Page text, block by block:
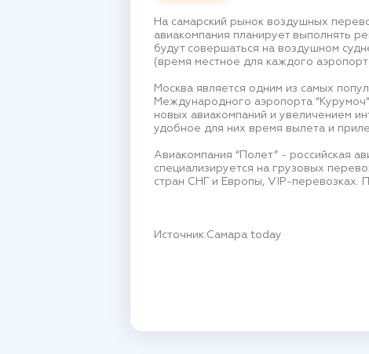
На самарский рынок воздушных
авиакомпания планирует выполнять
будут совершаться на воздушном
(время местное для каждого
Москва является одним из самых
Международного аэропорта
новых авиакомпаний и увеличением
удобное для них время вылета и
Авиакомпания “Полет” - российская
специализируется на грузовых
стран СНГ и Европы, VIP-перевозках.
Источник:Самара today